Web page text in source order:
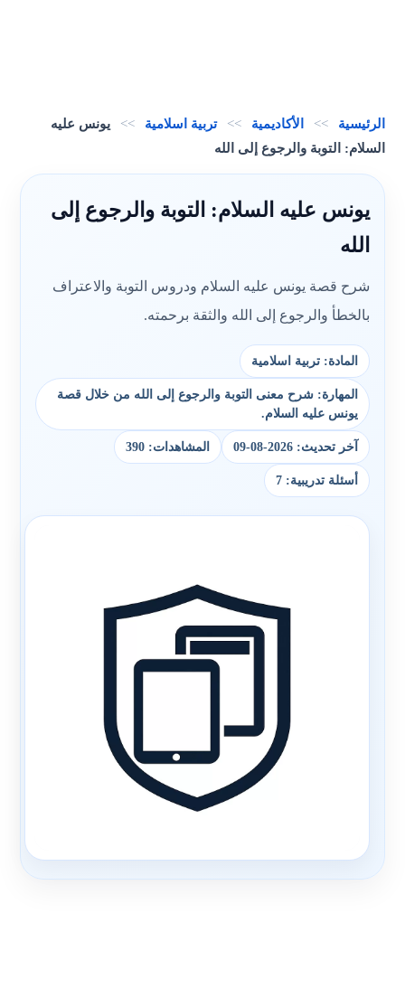
الرئيسية >> الأكاديمية >> تربية اسلامية >>
يونس عليه
السلام: التوبة والرجوع إلى الله
يونس عليه السلام: التوبة والرجوع إلى
الله
شرح قصة يونس عليه السلام ودروس التوبة والاعتراف
بالخطأ والرجوع إلى الله والثقة برحمته.
المادة: تربية اسلامية
المهارة: شرح معنى التوبة والرجوع إلى الله من خلال قصة
يونس عليه السلام.
آخر تحديث: 2026-08-09 المشاهدات: 390
أسئلة تدريبية: 7